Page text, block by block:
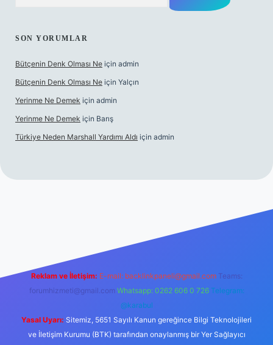
SON YORUMLAR
Bütçenin Denk Olması Ne için admin
Bütçenin Denk Olması Ne için Yalçın
Yerinme Ne Demek için admin
Yerinme Ne Demek için Barış
Türkiye Neden Marshall Yardımı Aldı için admin
hiltonbet yeni giriş
Reklam ve İletişim: E-mail: backlinkpaneli@gmail.com Teams:
forumhizmeti@gmail.com Whatsapp: 0262 606 0 726 Telegram:
@karabul
Yasal Uyarı: Sitemiz, 5651 Sayılı Kanun gereğince Bilgi Teknolojileri
ve İletişim Kurumu (BTK) tarafından onaylanmış bir Yer Sağlayıcı